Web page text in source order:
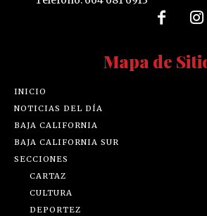
Mapa de
INICIO
NOTICIAS DEL DÍA
BAJA CALIFORNIA
BAJA CALIFORNIA SUR
SECCIONES
CARTAZ
CULTURA
DEPORTEZ